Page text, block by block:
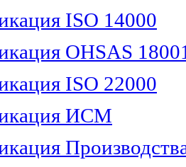
ISO 14000
OHSAS
ISO 22000
ИСМ